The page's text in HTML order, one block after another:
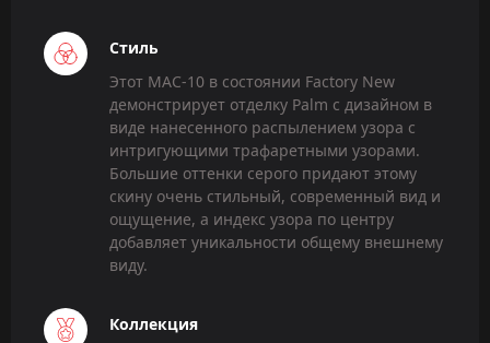
Стиль
Этот MAC-10 в состоянии Factory New
демонстрирует отделку Palm с дизайном в
виде нанесенного распылением узора с
интригующими трафаретными узорами.
Большие оттенки серого придают этому
скину очень стильный, современный вид и
ощущение, а индекс узора по центру
добавляет уникальности общему внешнему
виду.
Коллекция